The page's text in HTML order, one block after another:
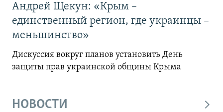
Андрей Щекун: «Крым –
единственный регион, где украинцы –
меньшинство»
Дискуссия вокруг планов установить День
защиты прав украинской общины Крыма
НОВОСТИ